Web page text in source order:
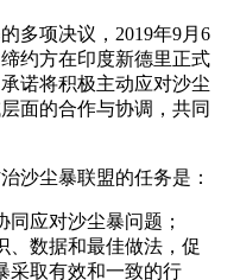
多项决议，2019年9月6
约方在印度新德里正式
诺将积极主动应对沙尘
面的合作与协调，共同
沙尘暴联盟的任务是：
应对沙尘暴问题；
、数据和最佳做法，促
采取有效和一致的行